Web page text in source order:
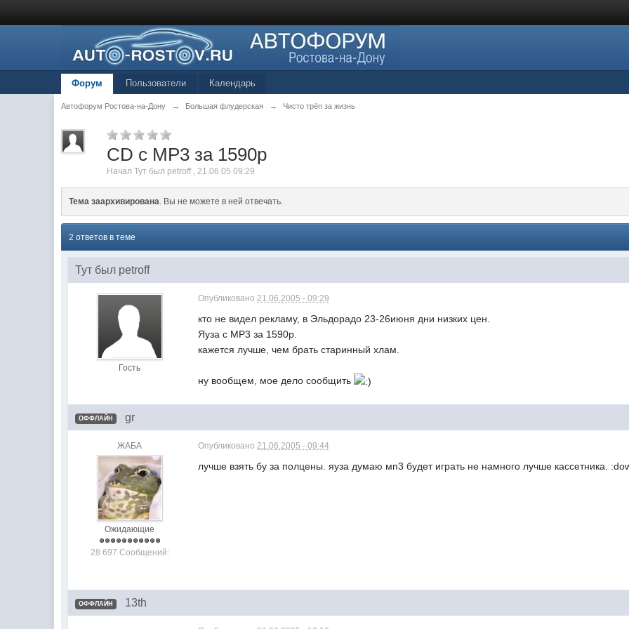
Форум Пользователи Календарь
Автофорум Ростова-на-Дону → Большая флудерская → Чисто трёп за жизнь
CD c MP3 за 1590р
НачалТут был petroff ,21.06.05 09:29
Тема заархивирована. Вы не можете в ней отвечать.
2 ответов в теме
Тут был petroff
Гость
Опубликовано21.06.2005 - 09:29
кто не видел рекламу, в Эльдорадо 23-26июня дни низких цен.
Яуза с МР3 за 1590р.
кажется лучше, чем брать старинный хлам.
ну вообщем, мое дело сообщить
ОФФЛАЙН gr
ЖАБА
Ожидающие
28 697 Сообщений:
Опубликовано21.06.2005 - 09:44
лучше взять бу за полцены. яуза думаю мп3 будет играть не намного лучше кассетника.
ОФФЛАЙН 13th